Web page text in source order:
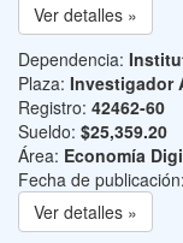
Ver detalles »
Dependencia:
Plaza: Investigador
Registro: 42462-60
Sueldo: $25,359.20
Área: Economía
Fecha de publicación:
Ver detalles »